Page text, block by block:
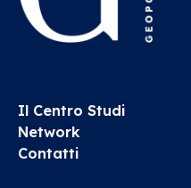
Il Centro Studi
Network
Contatti